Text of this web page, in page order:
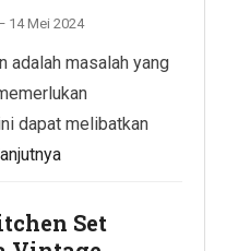
14 Mei 2024
adalah masalah yang
dapat melibatkan
Set